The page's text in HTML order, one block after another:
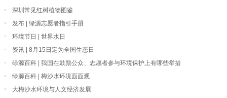
深圳常见红树植物图鉴
发布 | 绿源志愿者指引手册
环境节日 | 世界水日
资讯 | 8月15日定为全国生态日
绿源百科 | 我国在鼓励公众、志愿者参与环境保护上有哪些举措
绿源百科 | 梅沙水环境面面观
大梅沙水环境与人文经济发展